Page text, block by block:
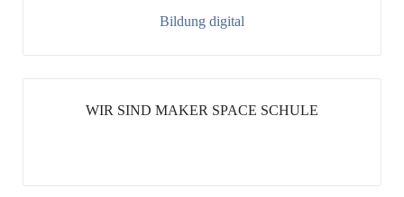
Bildung digital
WIR SIND MAKER SPACE SCHULE